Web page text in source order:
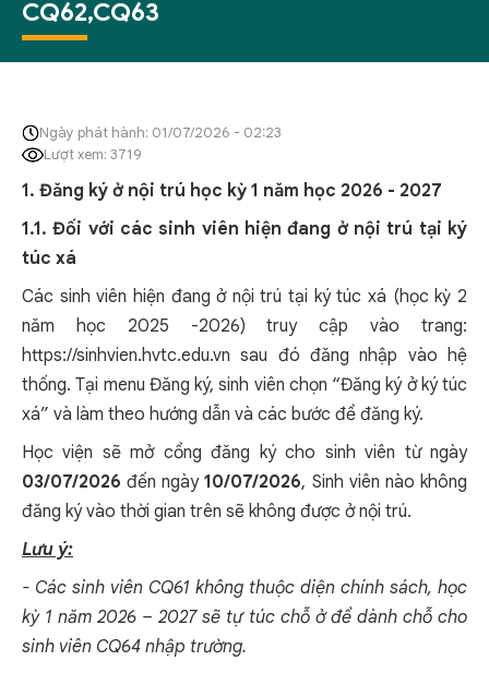
CQ62,CQ63
Ngày phát hành: 01/07/2026 - 02:23
Lượt xem: 3719
1. Đăng ký ở nội trú học kỳ 1 năm học 2026 - 2027
1.1. Đối với các sinh viên hiện đang ở nội trú tại ký
túc xá
Các sinh viên hiện đang ở nội trú tại ký túc xá (học kỳ 2
năm học 2025 -2026) truy cập vào trang:
https://sinhvien.hvtc.edu.vn sau đó đăng nhập vào hệ
thống. Tại menu Đăng ký, sinh viên chọn “Đăng ký ở ký túc
xá” và làm theo hướng dẫn và các bước để đăng ký.
Học viện sẽ mở cổng đăng ký cho sinh viên từ ngày
03/07/2026 đến ngày10/07/2026, Sinh viên nào không
đăng ký vào thời gian trên sẽ không được ở nội trú.
Lưu ý:
- Các sinh viên CQ61 không thuộc diện chính sách, học
kỳ 1 năm 2026 – 2027 sẽ tự túc chỗ ở để dành chỗ cho
sinh viên CQ64 nhập trường.